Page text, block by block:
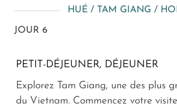
HUÉ / TAM GIANG /
JOUR 6
PETIT-DÉJEUNER, DÉJEUNER
Explorez Tam Giang, une des plus
du Vietnam. Commencez votre